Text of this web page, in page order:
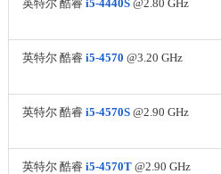
英特尔 酷睿 i5-4440S@2.80 GHz
英特尔 酷睿 i5-4570 @3.20 GHz
英特尔 酷睿 i5-4570S@2.90 GHz
英特尔 酷睿 i5-4570T@2.90 GHz